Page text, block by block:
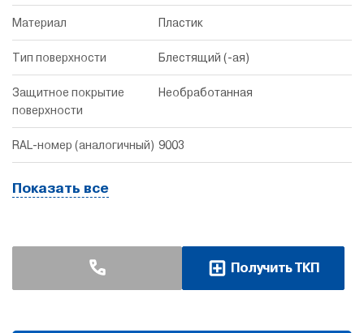
Материал Пластик
Тип поверхности Блестящий (-ая)
Защитное покрытие
поверхности
Необработанная
RAL-номер (аналогичный) 9003
Показать все
Получить ТКП